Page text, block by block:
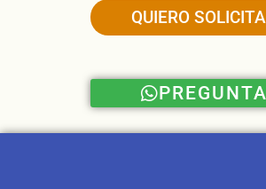
QUIERO